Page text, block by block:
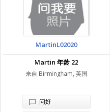
MartinL02020
Martin 年龄 22
来自 Birmingham, 英国
问好